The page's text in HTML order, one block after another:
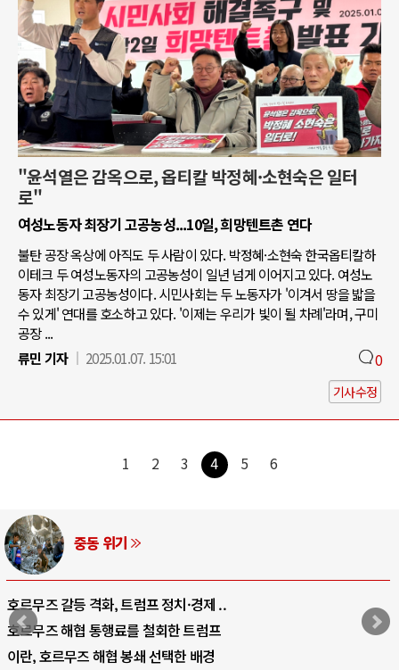
"윤석열은 감옥으로, 옵티칼 박정혜·소현숙은 일터
로"
여성노동자 최장기 고공농성...10일, 희망텐트촌 연다
불탄 공장 옥상에 아직도 두 사람이 있다. 박정혜·소현숙 한국옵티칼하
이테크 두 여성노동자의 고공농성이 일년 넘게 이어지고 있다. 여성노
동자 최장기 고공농성이다. 시민사회는 두 노동자가 '이겨서 땅을 밟을
수 있게' 연대를 호소하고 있다. '이제는 우리가 빛이 될 차례'라며, 구미
공장 ...
류민 기자
2025.01.07. 15:01 0
기사수정
1 2 3 4 5 6
AI와 인간
중국 AI, 저가 공세로 글로벌 토큰 시..
AI 국부펀드 구상 놓고 미국 진보진영 ..
AI 데이터센터 반대 투쟁은 새로운 글로..